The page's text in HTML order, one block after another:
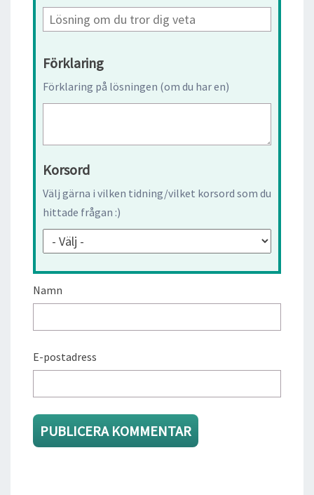
Förklaring
Förklaring på lösningen (om du har en)
Korsord
Välj gärna i vilken tidning/vilket korsord som du
hittade frågan :)
Namn
E-postadress